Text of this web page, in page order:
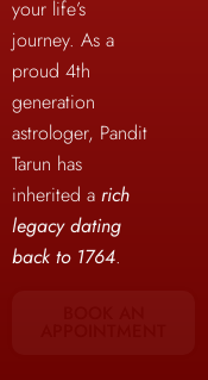
your life’s
journey. As a
proud 4th
generation
astrologer, Pandit
Tarun has
inherited a rich
legacy dating
back to 1764.